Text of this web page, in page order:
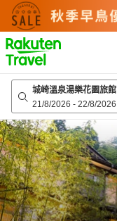
to
top
page
城崎溫泉湯樂花園旅館
21/8/2026 - 22/8/2026